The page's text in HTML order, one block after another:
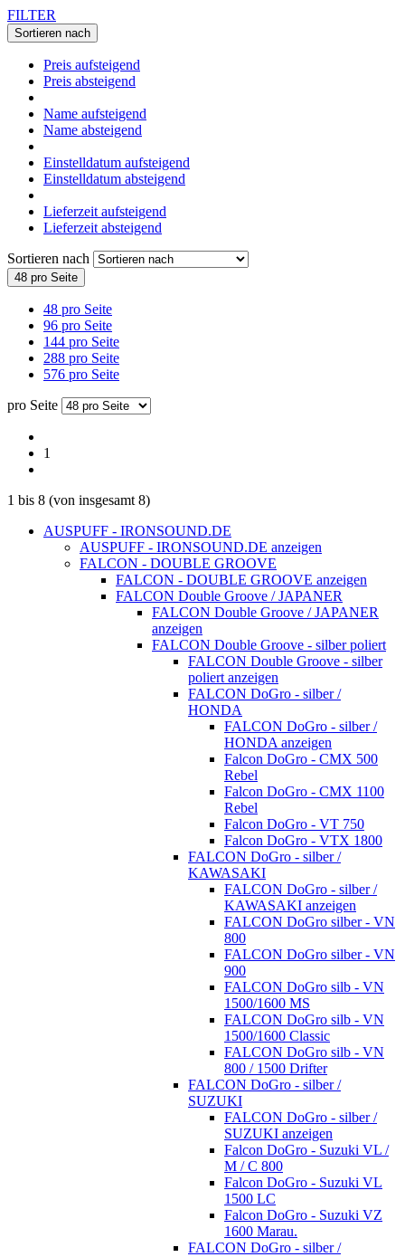
FILTER
Sortieren nach
Preis aufsteigend
Preis absteigend
Name aufsteigend
Name absteigend
Einstelldatum aufsteigend
Einstelldatum absteigend
Lieferzeit aufsteigend
Lieferzeit absteigend
Sortieren nach
48 pro Seite
48 pro Seite
96 pro Seite
144 pro Seite
288 pro Seite
576 pro Seite
pro Seite
1
1 bis 8 (von insgesamt 8)
AUSPUFF - IRONSOUND.DE
AUSPUFF - IRONSOUND.DE anzeigen
FALCON - DOUBLE GROOVE
FALCON - DOUBLE GROOVE anzeigen
FALCON Double Groove / JAPANER
FALCON Double Groove / JAPANER
anzeigen
FALCON Double Groove - silber poliert
FALCON Double Groove - silber
poliert anzeigen
FALCON DoGro - silber /
HONDA
FALCON DoGro - silber /
HONDA anzeigen
Falcon DoGro - CMX 500
Rebel
Falcon DoGro - CMX 1100
Rebel
Falcon DoGro - VT 750
Falcon DoGro - VTX 1800
FALCON DoGro - silber /
KAWASAKI
FALCON DoGro - silber /
KAWASAKI anzeigen
FALCON DoGro silber - VN
800
FALCON DoGro silber - VN
900
FALCON DoGro silb - VN
1500/1600 MS
FALCON DoGro silb - VN
1500/1600 Classic
FALCON DoGro silb - VN
800 / 1500 Drifter
FALCON DoGro - silber /
SUZUKI
FALCON DoGro - silber /
SUZUKI anzeigen
Falcon DoGro - Suzuki VL /
M / C 800
Falcon DoGro - Suzuki VL
1500 LC
Falcon DoGro - Suzuki VZ
1600 Marau.
FALCON DoGro - silber /